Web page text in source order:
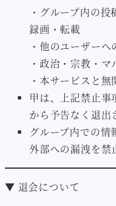
・グループ内の
録画・転載
・他のユーザー
・政治・宗教・
・本サービスと
甲は、上記禁止
から予告なく退出
グループ内での情
外部への漏洩を禁
▼ 退会について